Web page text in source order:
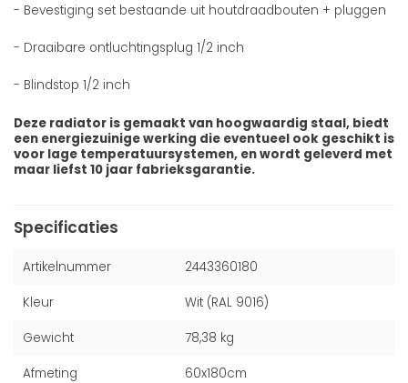
- Bevestiging set bestaande uit houtdraadbouten + pluggen
- Draaibare ontluchtingsplug 1/2 inch
- Blindstop 1/2 inch
Deze radiator is gemaakt van hoogwaardig staal, biedt
een energiezuinige werking die eventueel ook geschikt is
voor lage temperatuursystemen, en wordt geleverd met
maar liefst 10 jaar fabrieksgarantie.
Specificaties
Artikelnummer 2443360180
Kleur Wit (RAL 9016)
Gewicht 78,38 kg
Afmeting 60x180cm